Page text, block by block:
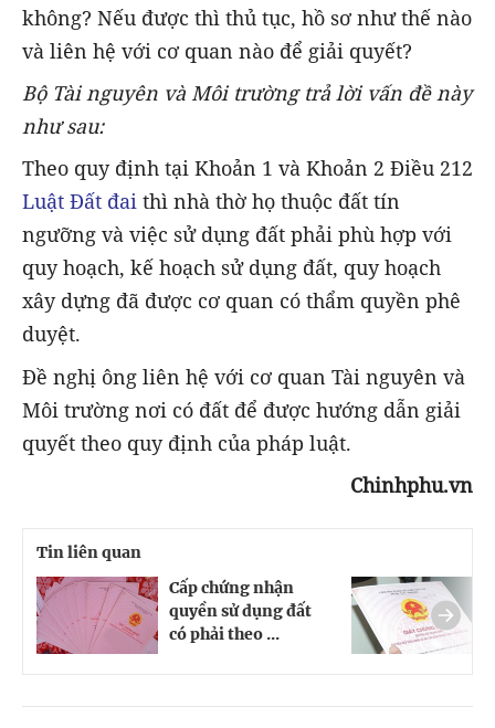
không? Nếu được thì thủ tục, hồ sơ như thế nào
và liên hệ với cơ quan nào để giải quyết?
Bộ Tài nguyên và Môi trường trả lời vấn đề này
như sau:
Theo quy định tại Khoản 1 và Khoản 2 Điều 212
Luật Đất đai thì nhà thờ họ thuộc đất tín
ngưỡng và việc sử dụng đất phải phù hợp với
quy hoạch, kế hoạch sử dụng đất, quy hoạch
xây dựng đã được cơ quan có thẩm quyền phê
duyệt.
Đề nghị ông liên hệ với cơ quan Tài nguyên và
Môi trường nơi có đất để được hướng dẫn giải
quyết theo quy định của pháp luật.
Chinhphu.vn
Tin liên quan
Cấp chứng nhận
quyền sử dụng đất
có phải theo ...